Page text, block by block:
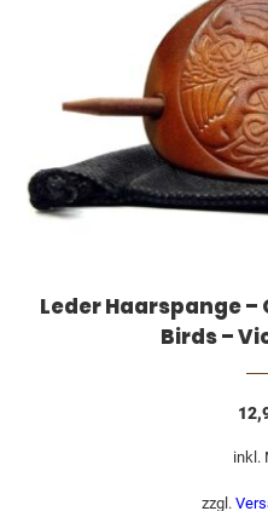
Leder Haarspange –
Birds –
inkl.
zzgl.